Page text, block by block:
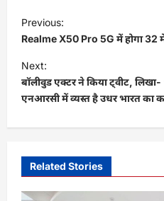
o
s
t
n
a
g
Previous:
Realme X50 Pro 5G में होगा
Next:
बॉलीवुड एक्टर ने किया ट्वीट,
एनआरसी में व्यस्त है उधर भारत का
Related Stories